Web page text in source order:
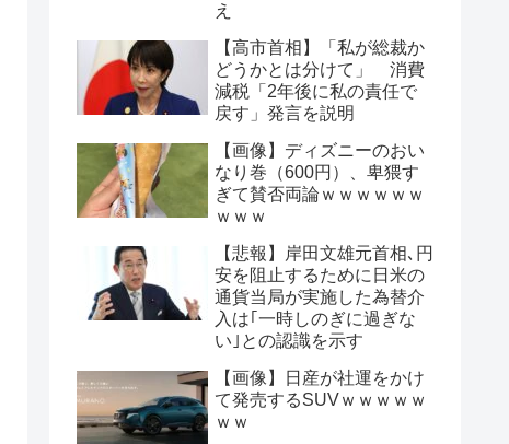
え
【高市首相】「私が総裁か
どうかとは分けて」 消費
減税「2年後に私の責任で
戻す」発言を説明
【画像】ディズニーのおい
なり巻（600円）、卑猥す
ぎて賛否両論ｗｗｗｗｗｗ
ｗｗｗ
【悲報】岸田文雄元首相､円
安を阻止するために日米の
通貨当局が実施した為替介
入は｢一時しのぎに過ぎな
い｣との認識を示す
【画像】日産が社運をかけ
て発売するSUVｗｗｗｗｗ
ｗｗ